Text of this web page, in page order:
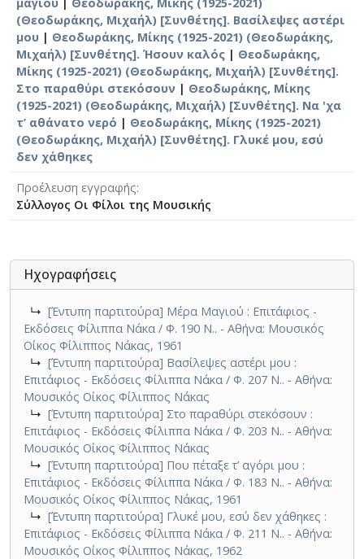
(Θεοδωράκης, Μιχαήλ) [Συνθέτης]. Βασίλεψες αστέρι
μου | Θεοδωράκης, Μίκης (1925-2021) (Θεοδωράκης,
Μιχαήλ) [Συνθέτης]. Ήσουν καλός | Θεοδωράκης,
Μίκης (1925-2021) (Θεοδωράκης, Μιχαήλ) [Συνθέτης].
Στο παραθύρι στεκόσουν | Θεοδωράκης, Μίκης
(1925-2021) (Θεοδωράκης, Μιχαήλ) [Συνθέτης]. Να 'χα
τ’ αθάνατο νερό | Θεοδωράκης, Μίκης (1925-2021)
(Θεοδωράκης, Μιχαήλ) [Συνθέτης]. Γλυκέ μου, εσύ
δεν χάθηκες
Προέλευση εγγραφής
Σύλλογος Οι Φίλοι της Μουσικής
Ηχογραφήσεις
↳ [Έντυπη παρτιτούρα] Μέρα Μαγιού : Επιτάφιος -
Εκδόσεις Φίλιππα Νάκα / Φ. 190 Ν.. - Αθήνα: Μουσικός
Οίκος Φίλιππος Νάκας, 1961
↳ [Έντυπη παρτιτούρα] Βασίλεψες αστέρι μου :
Επιτάφιος - Εκδόσεις Φίλιππα Νάκα / Φ. 207 Ν.. - Αθήνα:
Μουσικός Οίκος Φίλιππος Νάκας
↳ [Έντυπη παρτιτούρα] Στο παραθύρι στεκόσουν :
Επιτάφιος - Εκδόσεις Φίλιππα Νάκα / Φ. 203 Ν.. - Αθήνα:
Μουσικός Οίκος Φίλιππος Νάκας
↳ [Έντυπη παρτιτούρα] Που πέταξε τ’ αγόρι μου :
Επιτάφιος - Εκδόσεις Φίλιππα Νάκα / Φ. 183 Ν.. - Αθήνα:
Μουσικός Οίκος Φίλιππος Νάκας, 1961
↳ [Έντυπη παρτιτούρα] Γλυκέ μου, εσύ δεν χάθηκες :
Επιτάφιος - Εκδόσεις Φίλιππα Νάκα / Φ. 211 Ν.. - Αθήνα:
Μουσικός Οίκος Φίλιππος Νάκας, 1962